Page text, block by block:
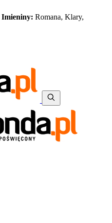
Imieniny: Romana, Klary,